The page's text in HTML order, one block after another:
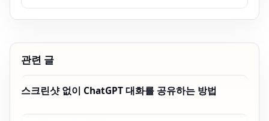
관련 글
스크린샷 없이 ChatGPT 대화를 공유하는 방법